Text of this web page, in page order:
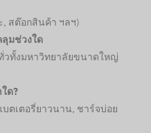
สต๊อกสินค้า ฯลฯ)
มช่วงใด
วทั้งมหาวิทยาลัยขนาดใหญ่
ด?
ตเตอรี่ยาวนาน, ชาร์จบ่อย